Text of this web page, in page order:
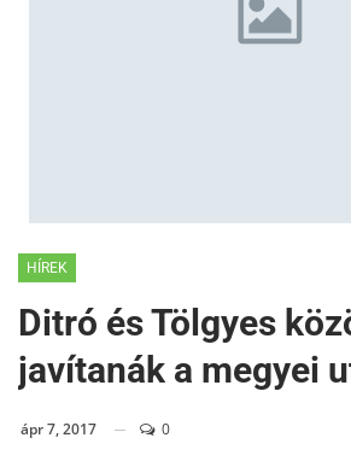
HÍREK
Ditró és Tölgyes
javítanák a megyei
ápr 7, 2017 0